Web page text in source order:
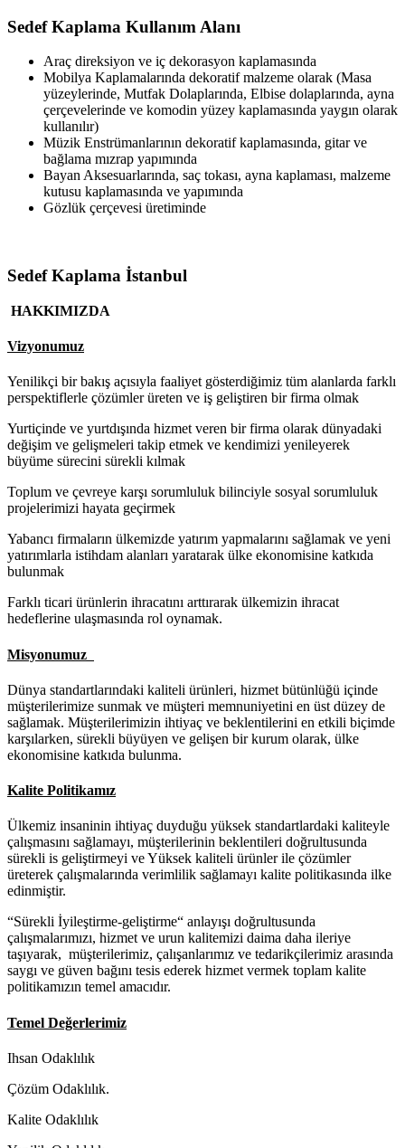
Sedef Kaplama Kullanım Alanı
Araç direksiyon ve iç dekorasyon kaplamasında
Mobilya Kaplamalarında dekoratif malzeme olarak (Masa
yüzeylerinde, Mutfak Dolaplarında, Elbise dolaplarında, ayna
çerçevelerinde ve komodin yüzey kaplamasında yaygın olarak
kullanılır)
Müzik Enstrümanlarının dekoratif kaplamasında, gitar ve
bağlama mızrap yapımında
Bayan Aksesuarlarında, saç tokası, ayna kaplaması, malzeme
kutusu kaplamasında ve yapımında
Gözlük çerçevesi üretiminde
Sedef Kaplama İstanbul
HAKKIMIZDA
Vizyonumuz
Yenilikçi bir bakış açısıyla faaliyet gösterdiğimiz tüm alanlarda farklı
perspektiflerle çözümler üreten ve iş geliştiren bir firma olmak
Yurtiçinde ve yurtdışında hizmet veren bir firma olarak dünyadaki
değişim ve gelişmeleri takip etmek ve kendimizi yenileyerek
büyüme sürecini sürekli kılmak
Toplum ve çevreye karşı sorumluluk bilinciyle sosyal sorumluluk
projelerimizi hayata geçirmek
Yabancı firmaların ülkemizde yatırım yapmalarını sağlamak ve yeni
yatırımlarla istihdam alanları yaratarak ülke ekonomisine katkıda
bulunmak
Farklı ticari ürünlerin ihracatını arttırarak ülkemizin ihracat
hedeflerine ulaşmasında rol oynamak.
Misyonumuz
Dünya standartlarındaki kaliteli ürünleri, hizmet bütünlüğü içinde
müşterilerimize sunmak ve müşteri memnuniyetini en üst düzey de
sağlamak. Müşterilerimizin ihtiyaç ve beklentilerini en etkili biçimde
karşılarken, sürekli büyüyen ve gelişen bir kurum olarak, ülke
ekonomisine katkıda bulunma.
Kalite Politikamız
Ülkemiz insaninin ihtiyaç duyduğu yüksek standartlardaki kaliteyle
çalışmasını sağlamayı, müşterilerinin beklentileri doğrultusunda
sürekli is geliştirmeyi ve Yüksek kaliteli ürünler ile çözümler
üreterek çalışmalarında verimlilik sağlamayı kalite politikasında ilke
edinmiştir.
“Sürekli İyileştirme-geliştirme“ anlayışı doğrultusunda
çalışmalarımızı, hizmet ve urun kalitemizi daima daha ileriye
taşıyarak, müşterilerimiz, çalışanlarımız ve tedarikçilerimiz arasında
saygı ve güven bağını tesis ederek hizmet vermek toplam kalite
politikamızın temel amacıdır.
Temel Değerlerimiz
Ihsan Odaklılık
Çözüm Odaklılık.
Kalite Odaklılık